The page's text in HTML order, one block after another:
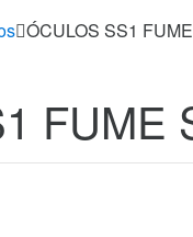
ÓCULOS SS1
FUME